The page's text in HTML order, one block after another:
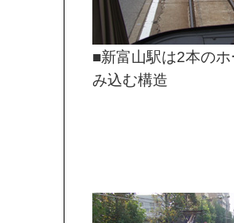
■新富山駅は2本の
み込む構造